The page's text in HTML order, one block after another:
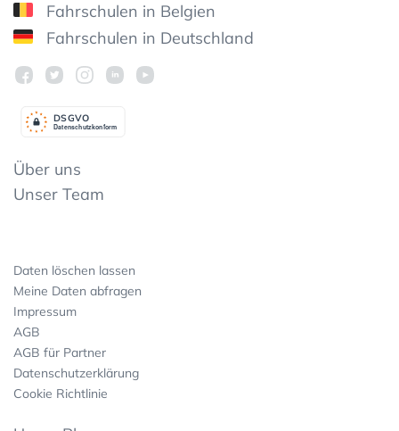
Fahrschulen in Belgien
Fahrschulen in Deutschland
Datenschutzkonform
DSGVO
Über uns
Unser Team
Daten löschen lassen
Meine Daten abfragen
Impressum
AGB
AGB für Partner
Datenschutzerklärung
Cookie Richtlinie